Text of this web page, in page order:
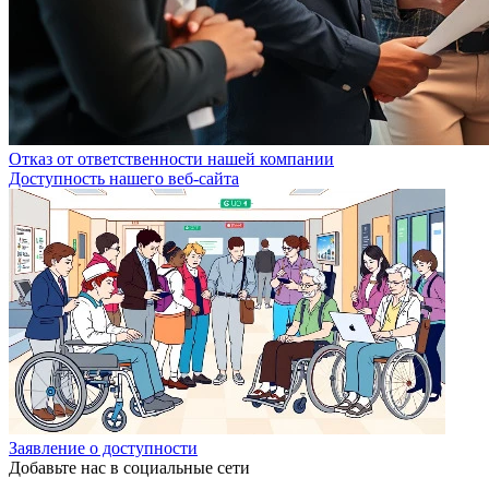
Отказ от ответственности нашей компании
Доступность нашего веб-сайта
Заявление о доступности
Добавьте нас в социальные сети